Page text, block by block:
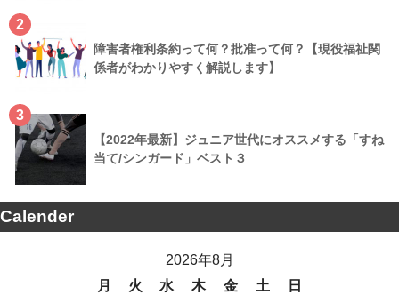
2
障害者権利条約って何？批准って何？【現役福祉関
係者がわかりやすく解説します】
3
【2022年最新】ジュニア世代にオススメする「すね
当て/シンガード」ベスト３
Calender
2026年8月
月
火 水 木 金 土
日